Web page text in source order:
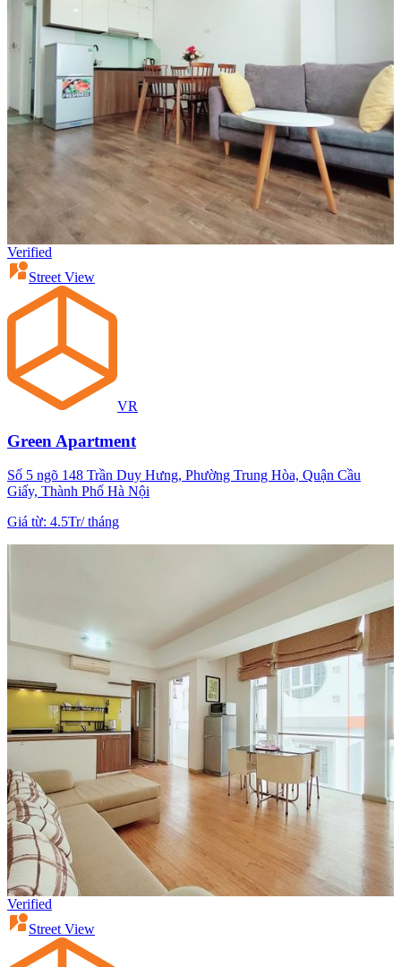
Verified
Street View
VR
Green Apartment
Số 5 ngõ 148 Trần Duy Hưng, Phường Trung Hòa, Quận Cầu
Giấy, Thành Phố Hà Nội
Giá từ: 4.5Tr/tháng
Verified
Street View